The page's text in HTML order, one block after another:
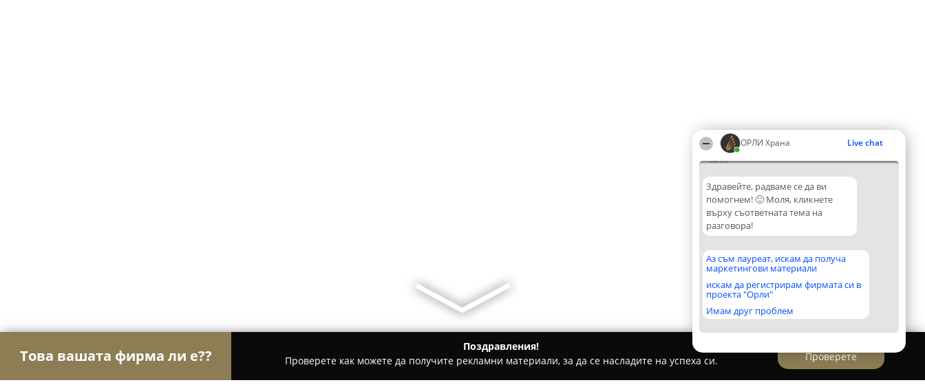
ОРЛИ Храна Live chat
04:05
Здравейте, радваме се да ви
помогнем! 🙂 Моля, кликнете
върху съответната тема на
разговора!
Аз съм лауреат, искам да получа
маркетингови материали
искам да регистрирам фирмата си в
проекта "Орли"
Имам друг проблем
Това вашата фирма ли е??
Поздравления!
Проверете как можете да получите рекламни материали, за да се насладите на успеха си.
Проверете